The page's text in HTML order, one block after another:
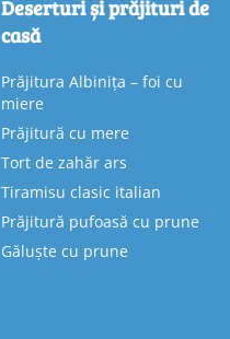
Deserturi și prăjituri de
casă
Prăjitura Albinița – foi cu
miere
Prăjitură cu mere
Tort de zahăr ars
Tiramisu clasic italian
Prăjitură pufoasă cu prune
Găluște cu prune